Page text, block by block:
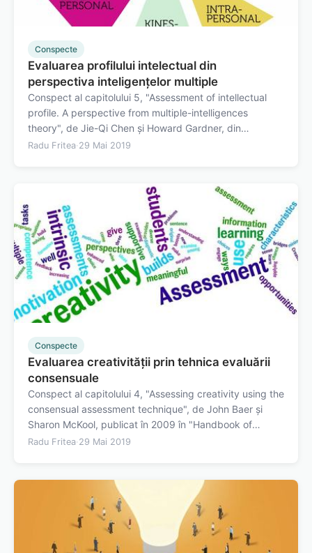
Conspecte
Evaluarea profilului intelectual din
perspectiva inteligențelor multiple
Conspect al capitolului 5, "Assessment of intellectual
profile. A perspective from multiple-intelligences
theory", de Jie-Qi Chen și Howard Gardner, din
"Contemporary Intellectual Assessment", editat de
Radu Fritea· 29 Mai 2019
Conspecte
Evaluarea creativității prin tehnica evaluării
consensuale
Conspect al capitolului 4, "Assessing creativity using the
consensual assessment technique", de John Baer și
Sharon McKool, publicat în 2009 în "Handbook of
Research on Assessment Technologies, Methods, and
Radu Fritea· 29 Mai 2019